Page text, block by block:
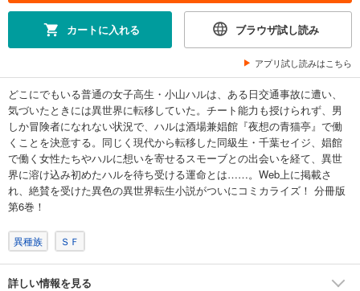
カートに入れる ブラウザ試し読み
アプリ試し読みはこちら
どこにでもいる普通の女子高生・小山ハルは、ある日交通事故に遭い、
気づいたときには異世界に転移していた。チート能力も授けられず、男
しか冒険者になれない状況で、ハルは酒場兼娼館『夜想の青猫亭』で働
くことを決意する。同じく現代から転移した同級生・千葉セイジ、娼館
で働く女性たちやハルに想いを寄せるスモーブとの出会いを経て、異世
界に溶け込み初めたハルを待ち受ける運命とは……。Web上に掲載さ
れ、絶賛を受けた異色の異世界転生小説がついにコミカライズ！ 分冊版
第6巻！
異種族 ＳＦ
詳しい情報を見る